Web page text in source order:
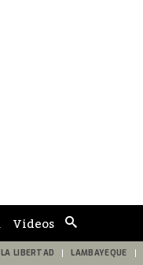
de
búsqueda
Videos
LA LIBERTAD LAMBAYEQUE